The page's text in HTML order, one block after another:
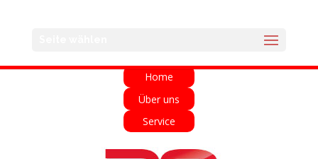
Home
Über uns
Service